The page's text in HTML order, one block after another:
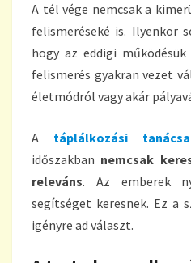
A tél vége nemcsak a
felismeréseké is. Ilyenkor
hogy az eddigi
felismerés gyakran vezet
életmódról vagy akár
A táplálkozási
időszakban nemcsak
releváns. Az emberek
segítséget keresnek. Ez a
igényre ad választ.